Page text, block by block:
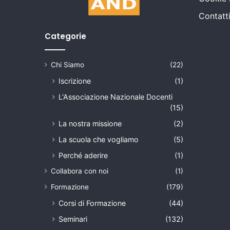
Categorie
Chi Siamo (22)
Iscrizione
(1)
L'Associazione Nazionale Docenti
(15)
La nostra missione
(2)
La scuola che vogliamo
(5)
Perché aderire
(1)
Collabora con noi
(1)
Formazione
(179)
Corsi di Formazione
(44)
Seminari
(132)
Contatti